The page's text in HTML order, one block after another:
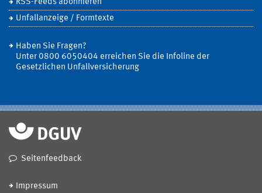
RSS-Feeds abonnieren
Unfallanzeige / Formtexte
Haben Sie Fragen?
Unter 0800 6050404 erreichen Sie die Infoline der
Gesetzlichen Unfallversicherung
Seitenfeedback
Impressum